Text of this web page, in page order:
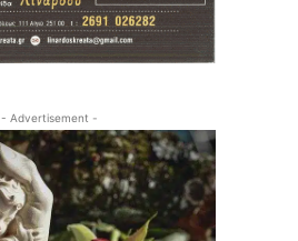
- Advertisement -